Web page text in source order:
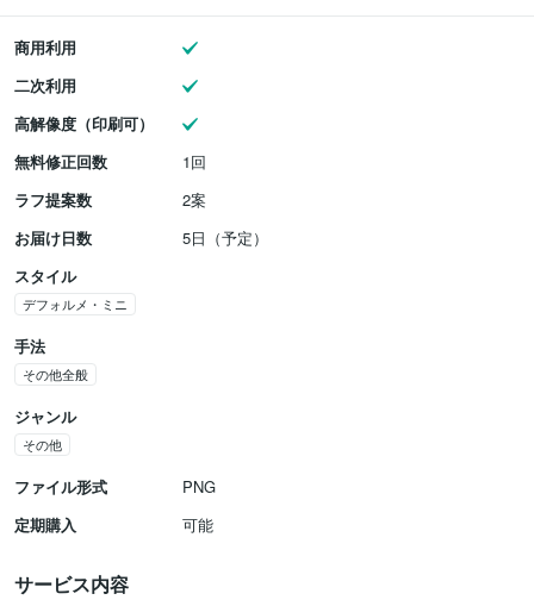
商用利用
二次利用
高解像度（印刷可）
無料修正回数
1回
ラフ提案数
2案
お届け日数
5日（予定）
スタイル
デフォルメ・ミニ
手法
その他全般
ジャンル
その他
ファイル形式
PNG
定期購入
可能
サービス内容